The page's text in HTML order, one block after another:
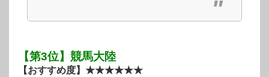
【第3位】競馬大陸
【おすすめ度】★★★★★★